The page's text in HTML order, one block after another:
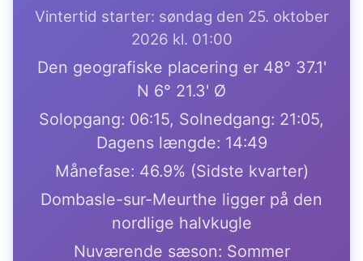
Vintertid starter: søndag den 25. oktober
2026 kl. 01:00
Den geografiske placering er 48° 37.1'
N 6° 21.3' Ø
Solopgang: 06:15, Solnedgang: 21:05,
Dagens længde: 14:49
Månefase: 46.9% (Sidste kvarter)
Dombasle-sur-Meurthe ligger på den
nordlige halvkugle
Nuværende sæson: Sommer